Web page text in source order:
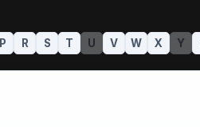
P R S T U V W X Y